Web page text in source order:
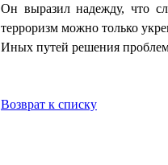
Он выразил надежду, что
терроризм можно только
Иных путей решения
Возврат к списку